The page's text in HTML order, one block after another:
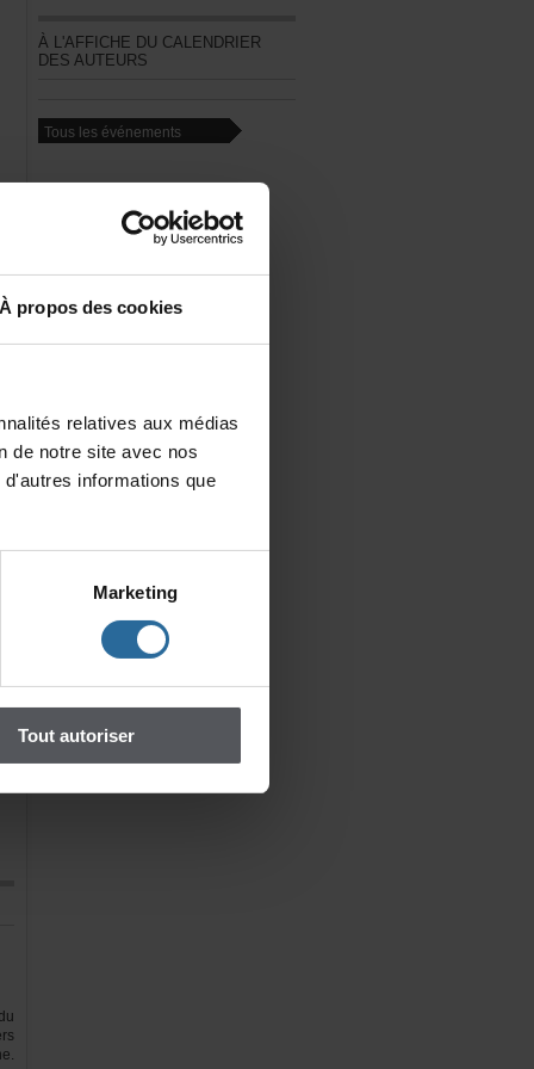
Àproposdescookies
Marketing
Toutautoriser
ÀL'AFFICHEDUCALENDRIER
DESAUTEURS
Touslesévénements